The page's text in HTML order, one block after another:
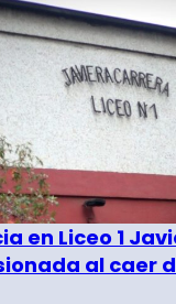
en Liceo 1
al caer